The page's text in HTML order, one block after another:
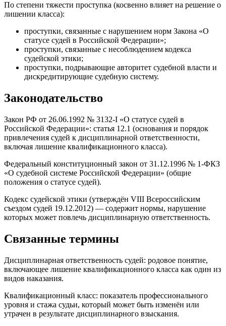
По степени тяжести проступка (косвенно влияет на решение о
лишении класса):
проступки, связанные с нарушением норм Закона «О
статусе судей в Российской Федерации»;
проступки, связанные с несоблюдением кодекса
судейской этики;
проступки, подрывающие авторитет судебной власти и
дискредитирующие судебную систему.
Законодательство
Закон РФ от 26.06.1992 № 3132-I «О статусе судей в
Российской Федерации»: статья 12.1 (основания и порядок
привлечения судей к дисциплинарной ответственности,
включая лишение квалификационного класса).
Федеральный конституционный закон от 31.12.1996 № 1-ФКЗ
«О судебной системе Российской Федерации» (общие
положения о статусе судей).
Кодекс судейской этики (утверждён VIII Всероссийским
съездом судей 19.12.2012) — содержит нормы, нарушение
которых может повлечь дисциплинарную ответственность.
Связанные термины
Дисциплинарная ответственность судей: родовое понятие,
включающее лишение квалификационного класса как один из
видов наказания.
Квалификационный класс: показатель профессионального
уровня и стажа судьи, который может быть изменён или
утрачен в результате дисциплинарного взыскания.